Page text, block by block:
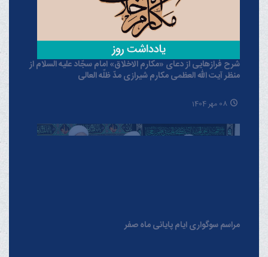
شرح فرازهایی از دعای «مکارم الاخلاق» امام سجّاد علیه السلام از
منظر آیت الله العظمی مکارم شیرازی مدّ ظلّه العالی
08 مهر 1404
مراسم سوگواری ایام پایانی ماه صفر